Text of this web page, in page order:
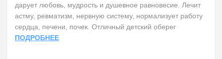
дарует любовь, мудрость и душевное равновесие. Лечит
астму, ревматизм, нервную систему, нормализует работу
сердца, печени, почек. Отличный детский оберег
ПОДРОБНЕЕ